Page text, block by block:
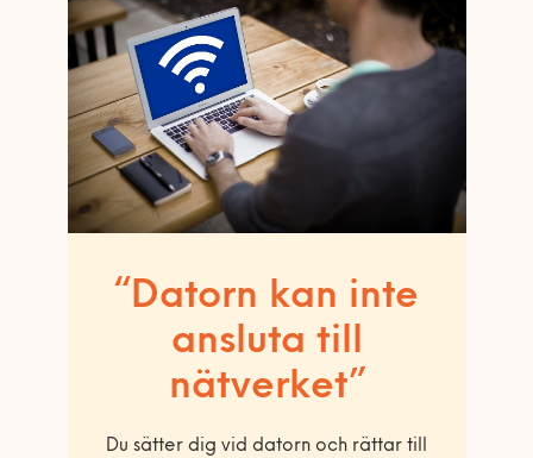
“Datorn kan inte
ansluta till
nätverket”
Du sätter dig vid datorn och rättar till